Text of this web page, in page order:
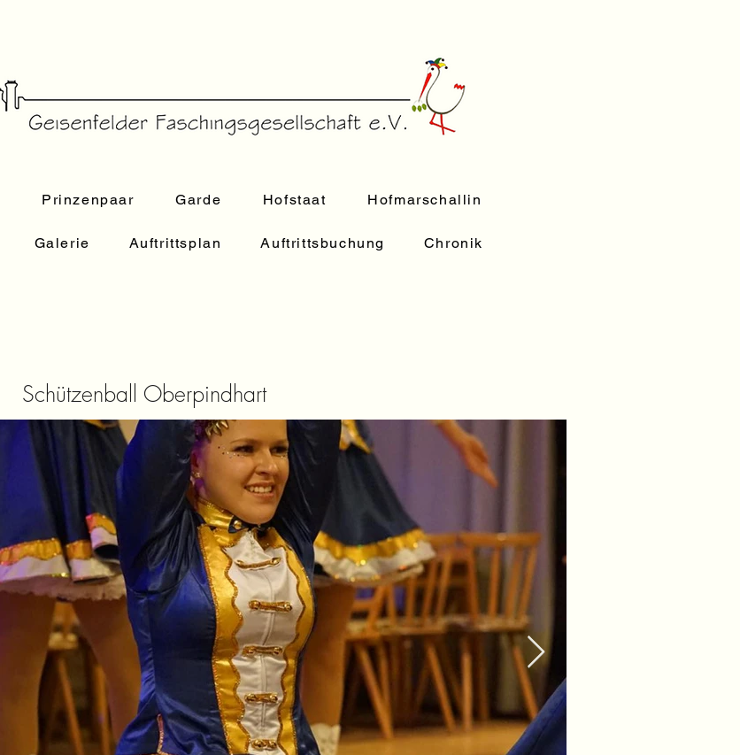
Prinzenpaar Garde Hofstaat Hofmarschallin
Galerie Auftrittsplan Auftrittsbuchung Chronik
Schützenball Oberpindhart